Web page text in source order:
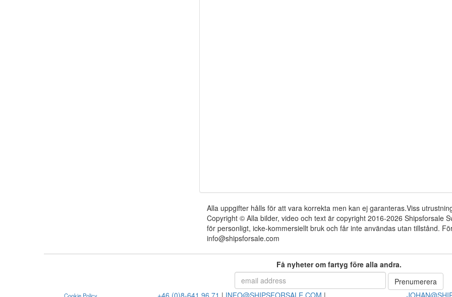
Alla uppgifter hålls för att vara korrekta men kan ej garanteras.Viss
Copyright © Alla bilder, video och text är copyright 2016-2026 Shipsforsale
för personligt, icke-kommersiellt bruk och får inte användas utan tillstånd.
info@shipsforsale.com
Få nyheter om fartyg före alla andra.
+46 (0)8-641 96 71 | INFO@SHIPSFORSALE.COM |